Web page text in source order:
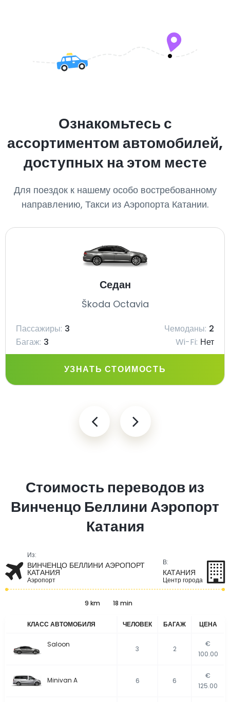
Ознакомьтесь с
ассортиментом автомобилей,
доступных на этом месте
Для поездок к нашему особо востребованному
направлению, Такси из Аэропорта Катании.
Седан
Škoda Octavia
Пассажиры: 3 Чемоданы: 2
Багаж: 3 Wi-Fi: Нет
УЗНАТЬ СТОИМОСТЬ
Стоимость переводов из
Винченцо Беллини Аэропорт
Катания
Из:
ВИНЧЕНЦО БЕЛЛИНИ АЭРОПОРТ
КАТАНИЯ
Аэропорт
В:
КАТАНИЯ
Центр города
9 km 18 min
КЛАСС АВТОМОБИЛЯ ЧЕЛОВЕК БАГАЖ ЦЕНА
Saloon
3 2
€
100.00
Minivan A 6 6
€
125.00